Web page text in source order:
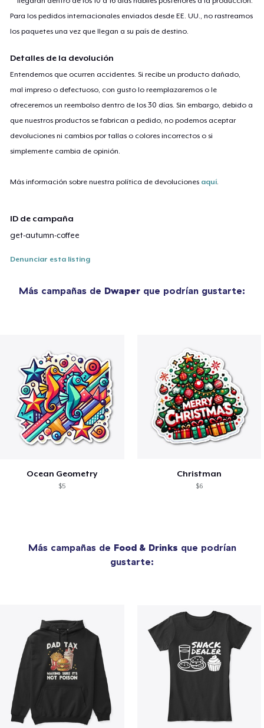
Para los pedidos internacionales enviados desde EE. UU., no rastreamos
los paquetes una vez que llegan a su país de destino.
Detalles de la devolución
Entendemos que ocurren accidentes. Si recibe un producto dañado,
mal impreso o defectuoso, con gusto lo reemplazaremos o le
ofreceremos un reembolso dentro de los 30 días. Sin embargo, debido a
que nuestros productos se fabrican a pedido, no podemos aceptar
devoluciones ni cambios por tallas o colores incorrectos o si
simplemente cambia de opinión.
Más información sobre nuestra política de devoluciones aquí.
ID de campaña
get-autumn-coffee
Denunciar esta listing
Más campañas de Dwaper que podrían gustarte:
Ocean Geometry
$5
Christman
$6
Más campañas de Food & Drinks que podrían
gustarte: